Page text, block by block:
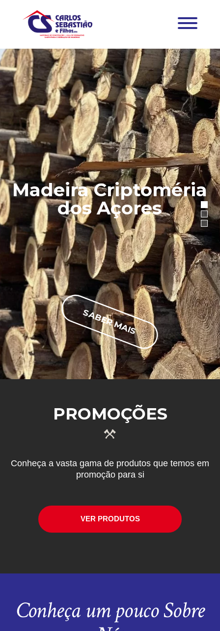
Madeira Criptoméria
dos Açores
SABER MAIS
PROMOÇÕES
Conheça a vasta gama de produtos que temos em
promoção para si
VER PRODUTOS
Conheça um pouco Sobre